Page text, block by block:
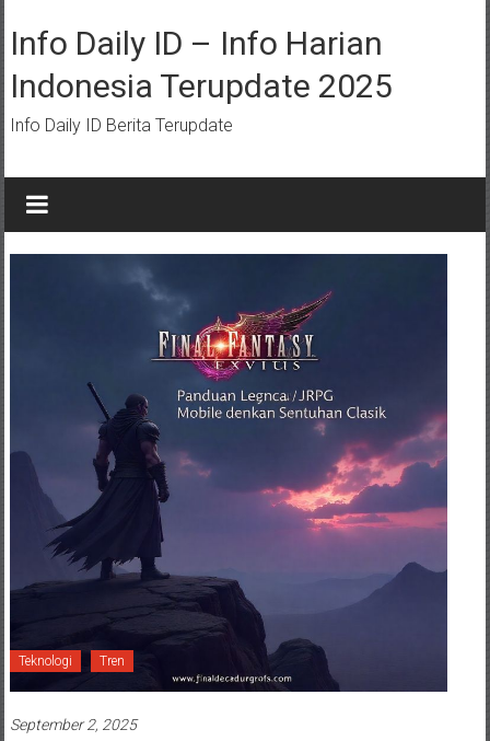
ke
konten
Info Daily ID – Info Harian
Indonesia Terupdate 2025
Info Daily ID Berita Terupdate
Teknologi Tren
September 2, 2025